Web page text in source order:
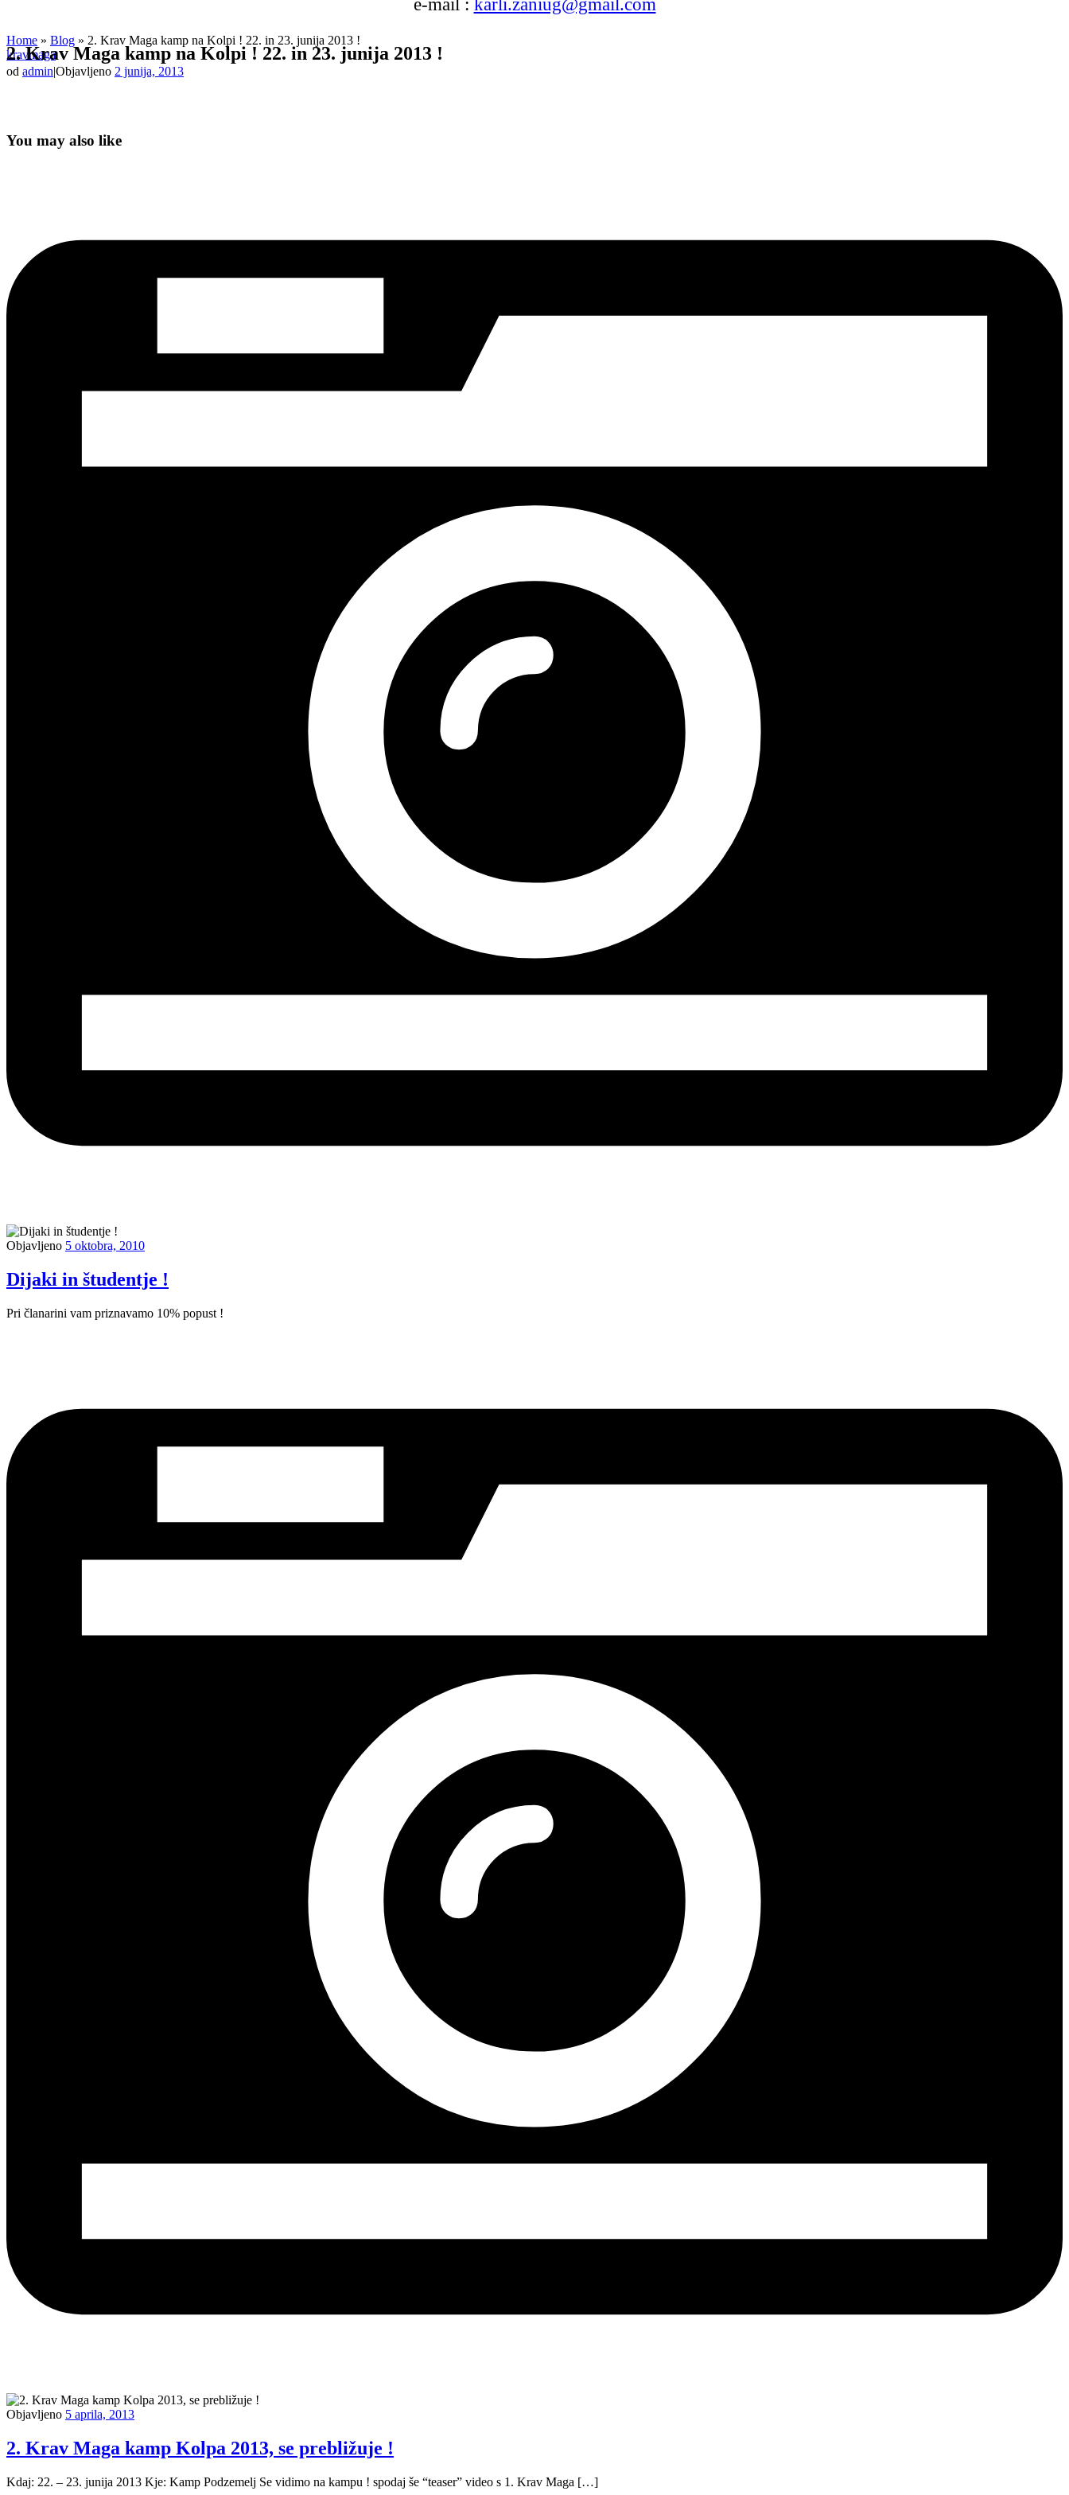
e-mail : karli.zaniug@gmail.com
Home » Blog » 2. Krav Maga kamp na Kolpi ! 22. in 23. junija 2013 !
kravmaga
2. Krav Maga kamp na Kolpi ! 22. in 23. junija 2013 !
od admin|Objavljeno 2 junija, 2013
You may also like
Objavljeno 5 oktobra, 2010
Dijaki in študentje !
Pri članarini vam priznavamo 10% popust !
Objavljeno 5 aprila, 2013
2. Krav Maga kamp Kolpa 2013, se prebližuje !
Kdaj: 22. – 23. junija 2013 Kje: Kamp Podzemelj Se vidimo na kampu ! spodaj še “teaser” video s 1. Krav Maga […]